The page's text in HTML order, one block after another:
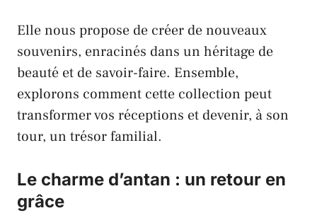
Elle nous propose de créer de nouveaux
souvenirs, enracinés dans un héritage de
beauté et de savoir-faire. Ensemble,
explorons comment cette collection peut
transformer vos réceptions et devenir, à son
tour, un trésor familial.
Le charme d’antan : un retour en
grâce